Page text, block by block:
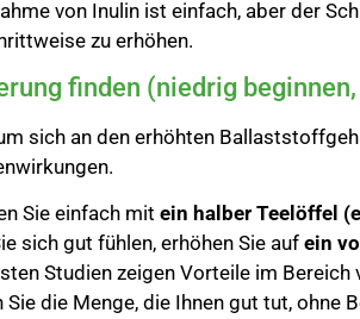
von Inulin ist einfach, aber der
zu erhöhen.
finden (niedrig
sich an den erhöhten
Sie einfach mitein halber Teelöffel
sich gut fühlen, erhöhen Sie aufein
Studien zeigen Vorteile im
Sie die Menge, die Ihnen gut tut, ohne